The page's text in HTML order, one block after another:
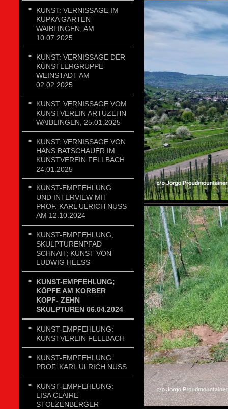
KUNST: VERNISSAGE IM
KUPKA GARTEN
WAIBLINGEN, AM
10.07.2025
KUNST: VERNISSAGE DER
KÜNSTLERGRUPPE
WEINSTADT AM
02.02.2025
KUNST: VERNISSAGE VOM
KUNSTVEREIN ARTUZEHN
WAIBLINGEN, 25.01.2025
KUNST: VERNISSAGE VON
HANS BATSCHAUER IM
KUNSTVEREIN FELLBACH
24.01.2025
KUNST-EMPFEHLUNG
UND INTERVIEW MIT
PROF. KARL ULRICH NUSS
AM 12.10.2024
KUNST-EMPFEHLUNG;
SKULPTURENPFAD
SCHNAIT; KUNST VON
LUDWIG HEESS
KUNST-EMPFEHLUNG;
KÖPFE AM KORBER
KOPF- ZEHN
SKULPTUREN 06.04.2024
KUNST-EMPFEHLUNG:
KUNSTVEREIN FELLBACH
KUNST-EMPFEHLUNG:
PROF. KARL ULRICH NUSS
KUNST-EMPFEHLUNG:
LISA CLAIRE
STOLZENBERGER